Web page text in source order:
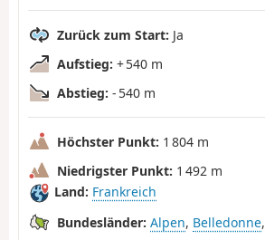
Zurück zum Start: Ja
Aufstieg: + 540 m
Abstieg: - 540 m
Höchster Punkt: 1 804 m
Niedrigster Punkt: 1 492 m
Land: Frankreich
Bundesländer: Alpen, Belledonne,